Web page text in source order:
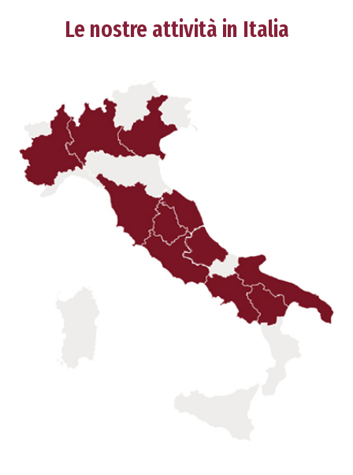
Le nostre attività in Italia